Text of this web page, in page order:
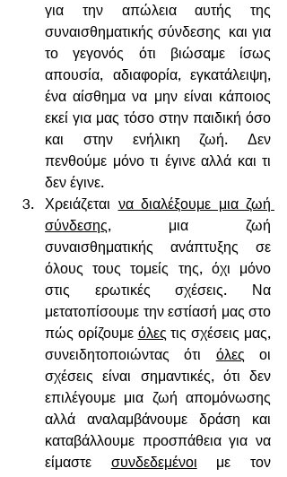
για την απώλεια αυτής της
συναισθηματικής σύνδεσης  και για
το γεγονός ότι βιώσαμε ίσως
απουσία, αδιαφορία, εγκατάλειψη,
ένα αίσθημα να μην είναι κάποιος
εκεί για μας τόσο στην παιδική όσο
και στην ενήλικη ζωή. Δεν
πενθούμε μόνο τι έγινε αλλά και τι
δεν έγινε.
Χρειάζεται να διαλέξουμε μια ζωή
σύνδεσης, μια ζωή
συναισθηματικής ανάπτυξης σε
όλους τους τομείς της, όχι μόνο
στις ερωτικές σχέσεις. Να
μετατοπίσουμε την εστίασή μας στο
πώς ορίζουμε όλες τις σχέσεις μας,
συνειδητοποιώντας ότι όλες οι
σχέσεις είναι σημαντικές, ότι δεν
επιλέγουμε μια ζωή απομόνωσης
αλλά αναλαμβάνουμε δράση και
καταβάλλουμε προσπάθεια για να
είμαστε συνδεδεμένοι με τον